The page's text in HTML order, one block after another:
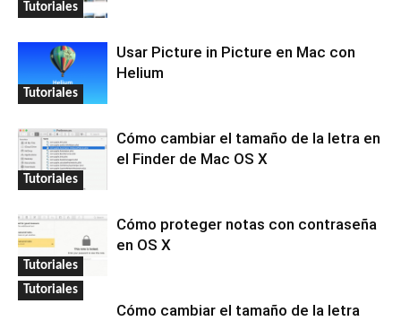
Tutoriales
Tutoriales
Usar Picture in Picture en Mac con
Helium
Tutoriales
Cómo cambiar el tamaño de la letra en
el Finder de Mac OS X
Tutoriales
Cómo proteger notas con contraseña
en OS X
Tutoriales
Cómo cambiar el tamaño de la letra